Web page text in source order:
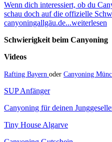
Wenn dich interessiert, ob du
schau doch auf die offizielle
canyoningallgäu.de...weiterlesen
Schwierigkeit beim Canyoning
Videos
Rafting Bayern oder Canyoning
SUP Anfänger
Canyoning für deinen
Tiny House Algarve